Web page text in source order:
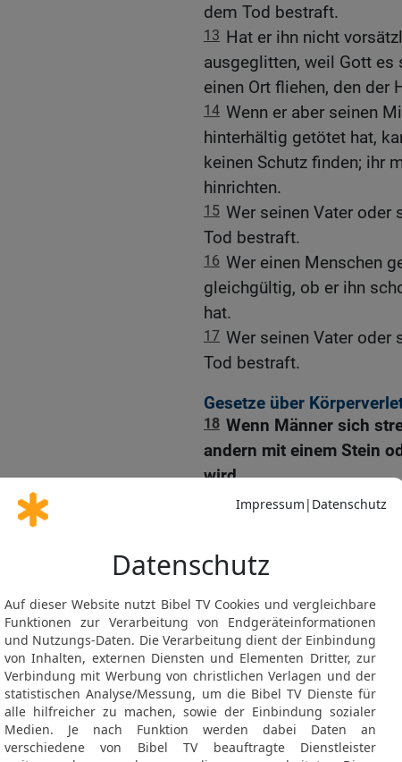
dem Tod bestraft.
13 Hat er ihn nicht
ausgeglitten, weil Gott es
einen Ort fliehen, den der
14 Wenn er aber seinen
hinterhältig getötet hat,
keinen Schutz finden; ihr
hinrichten.
15 Wer seinen Vater
Tod bestraft.
16 Wer einen Menschen
gleichgültig, ob er ihn
hat.
17 Wer seinen Vater
Tod bestraft.
Gesetze über
18 Wenn Männer sich
andern mit einem Stein
wird,
aber später wieder
umherlaufen kann, dann
Ersatzleistung verurteilt.
die Arbeitsunfähigkeit
erstatten.
20-21 Wenn jemand
er auf der Stelle stirbt,
Geschlagene noch ein
Besitzer straffrei aus; es
Diese Regelung gilt
22 Wenn Männer sich